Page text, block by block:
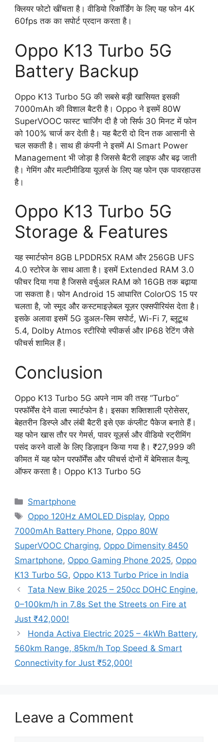
क्लियर फोटो खींचता है। वीडियो रिकॉर्डिंग के लिए यह फोन 4K
60fps तक का सपोर्ट प्रदान करता है।
Oppo K13 Turbo 5G
Battery Backup
Oppo K13 Turbo 5G की सबसे बड़ी खासियत इसकी
7000mAh की विशाल बैटरी है। Oppo ने इसमें 80W
SuperVOOC फास्ट चार्जिंग दी है जो सिर्फ 30 मिनट में फोन
को 100% चार्ज कर देती है। यह बैटरी दो दिन तक आसानी से
चल सकती है। साथ ही कंपनी ने इसमें AI Smart Power
Management भी जोड़ा है जिससे बैटरी लाइफ और बढ़ जाती
है। गेमिंग और मल्टीमीडिया यूज़र्स के लिए यह फोन एक पावरहाउस
है।
Oppo K13 Turbo 5G
Storage & Features
यह स्मार्टफोन 8GB LPDDR5X RAM और 256GB UFS
4.0 स्टोरेज के साथ आता है। इसमें Extended RAM 3.0
फीचर दिया गया है जिससे वर्चुअल RAM को 16GB तक बढ़ाया
जा सकता है। फोन Android 15 आधारित ColorOS 15 पर
चलता है, जो स्मूद और कस्टमाइज़ेबल यूज़र एक्सपीरियंस देता है।
इसके अलावा इसमें 5G डुअल-सिम सपोर्ट, Wi-Fi 7, ब्लूटूथ
5.4, Dolby Atmos स्टीरियो स्पीकर्स और IP68 रेटिंग जैसे
फीचर्स शामिल हैं।
Conclusion
Oppo K13 Turbo 5G अपने नाम की तरह “Turbo”
परफॉर्मेंस देने वाला स्मार्टफोन है। इसका शक्तिशाली प्रोसेसर,
बेहतरीन डिस्प्ले और लंबी बैटरी इसे एक कंप्लीट पैकेज बनाते हैं।
यह फोन खास तौर पर गेमर्स, पावर यूज़र्स और वीडियो स्ट्रीमिंग
पसंद करने वालों के लिए डिज़ाइन किया गया है। ₹27,999 की
कीमत में यह फोन परफॉर्मेंस और फीचर्स दोनों में बेमिसाल वैल्यू
ऑफर करता है। Oppo K13 Turbo 5G
Categories
Smartphone
Tags
Oppo 120Hz AMOLED Display, Oppo
7000mAh Battery Phone, Oppo 80W
SuperVOOC Charging, Oppo Dimensity 8450
Smartphone, Oppo Gaming Phone 2025, Oppo
K13 Turbo 5G, Oppo K13 Turbo Price in India
Tata New Bike 2025 – 250cc DOHC Engine,
0–100km/h in 7.8s Set the Streets on Fire at
Just ₹42,000!
Honda Activa Electric 2025 – 4kWh Battery,
560km Range, 85km/h Top Speed & Smart
Connectivity for Just ₹52,000!
Leave a Comment